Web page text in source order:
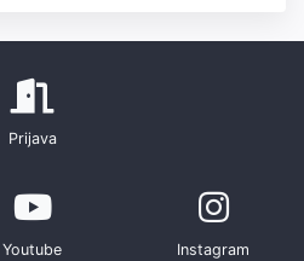
Prijava
Youtube Instagram